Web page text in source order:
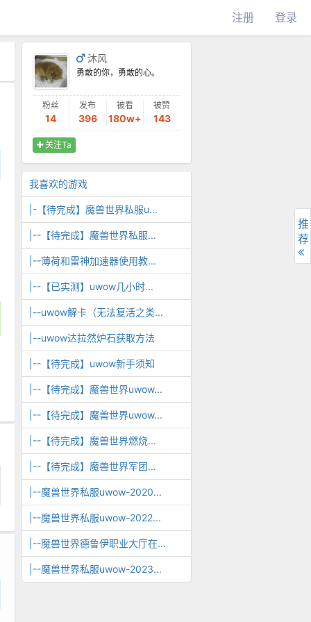
注册 登录
沐风
勇敢的你，勇敢的心。
粉丝
14
发布
396
被看
180w+
被赞
143
关注Ta
我喜欢的游戏
|-【待完成】魔兽世界私服u...
|--【待完成】魔兽世界私服...
|--薄荷和雷神加速器使用教...
|--【已实测】uwow几小时...
|--uwow解卡（无法复活之类...
|--uwow达拉然炉石获取方法
|--【待完成】uwow新手须知
|--【待完成】魔兽世界uwow...
|--【待完成】魔兽世界uwow...
|--【待完成】魔兽世界燃烧...
|--【待完成】魔兽世界军团...
|--魔兽世界私服uwow-2020...
|--魔兽世界私服uwow-2022...
|--魔兽世界德鲁伊职业大厅在...
|--魔兽世界私服uwow-2023...
推
荐